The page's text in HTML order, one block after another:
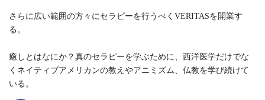
さらに広い範囲の方々にセラピーを行うべくVERITASを開業す
る。
癒しとはなにか？真のセラピーを学ぶために、西洋医学だけでな
くネイティブアメリカンの教えやアニミズム、仏教を学び続けて
いる。